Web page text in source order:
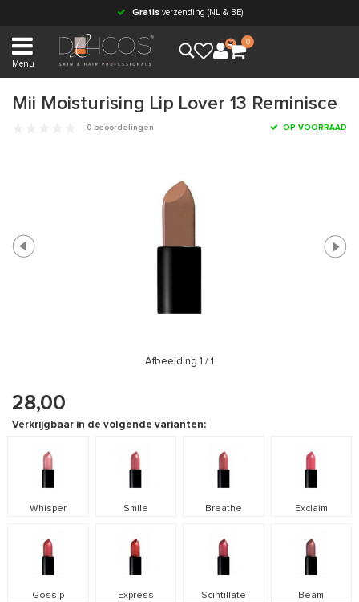
Gratisverzending (NL & BE)
Menu
0
Mii Moisturising Lip Lover 13 Reminisce
0 beoordelingen OP VOORRAAD
Afbeelding 1 / 1
28,00
Verkrijgbaar in de volgende varianten:
Whisper Smile Breathe Exclaim
Gossip Express Scintillate Beam